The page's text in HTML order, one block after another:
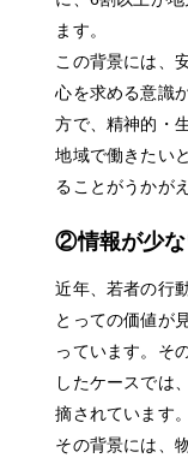
ます。
この背景には、
心を求める意識
方で、精神的・
地域で働きたい
ることがうかが
②情報が少な
近年、若者の行
とっての価値が
っています。そ
したケースでは
摘されています。
その背景には、